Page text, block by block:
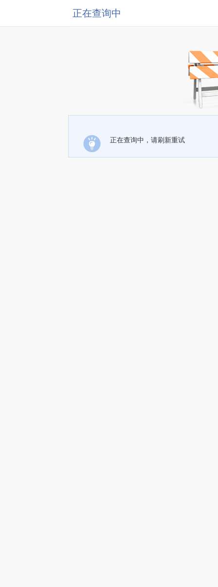
正在查询中
正在查询中，请刷新重试